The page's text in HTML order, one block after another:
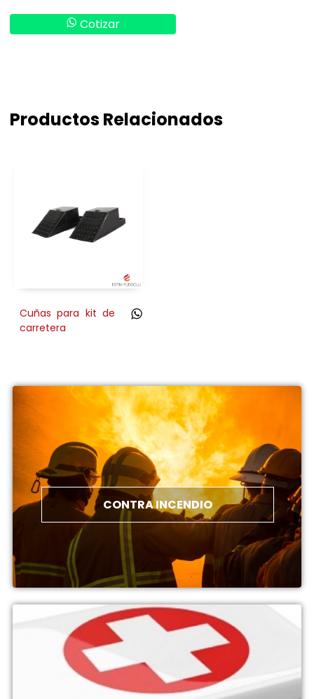
Cotizar
Productos Relacionados
Cuñas para kit de
carretera
CONTRA INCENDIO